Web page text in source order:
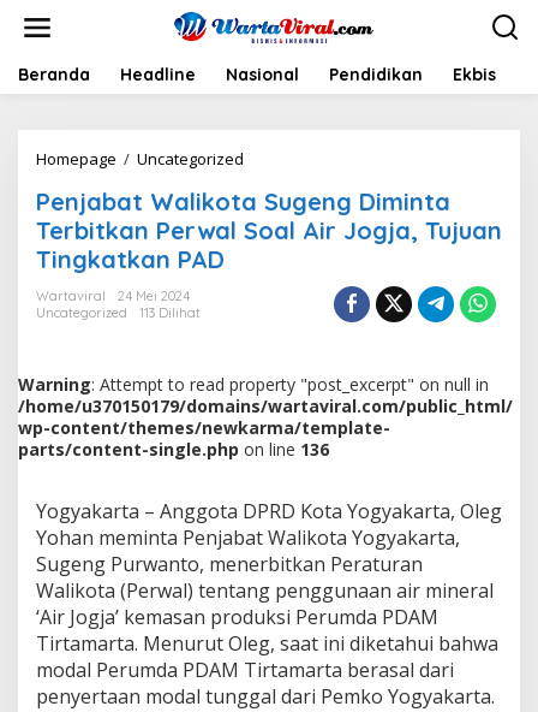
t
Beranda Headline Nasional Pendidikan Ekbis
Homepage / Uncategorized
n
j
a
i
k
o
t
S
g
e
n
g
D
i
m
i
Penjabat Walikota Sugeng Diminta
Terbitkan Perwal Soal Air Jogja, Tujuan
Tingkatkan PAD
Wartaviral
24 Mei 2024
Uncategorized
113 Dilihat
Warning: Attempt to read property "post_excerpt" on null in
/home/u370150179/domains/wartaviral.com/public_html/
wp-content/themes/newkarma/template-
parts/content-single.php on line 136
Yogyakarta – Anggota DPRD Kota Yogyakarta, Oleg
Yohan meminta Penjabat Walikota Yogyakarta,
Sugeng Purwanto, menerbitkan Peraturan
Walikota (Perwal) tentang penggunaan air mineral
‘Air Jogja’ kemasan produksi Perumda PDAM
Tirtamarta. Menurut Oleg, saat ini diketahui bahwa
modal Perumda PDAM Tirtamarta berasal dari
penyertaan modal tunggal dari Pemko Yogyakarta.